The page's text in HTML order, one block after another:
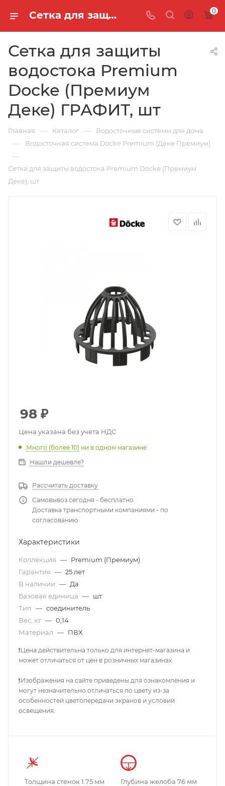
Сетка для защиты водостока Premium Docke (Премиум Деке) ГРАФИТ, шт 0
Сетка для защиты
водостока Premium
Docke (Премиум
Деке) ГРАФИТ, шт
Главная — Каталог — Водосточные системы для дома
— Водосточная система Docke Premium (Деке Премиум)
—
Сетка для защиты водостока Premium Docke (Премиум
Деке), шт
98 ₽
Цена указана без учета НДС
Много (более 10) ни в одном магазине
Нашли дешевле?
Рассчитать доставку
Самовывоз сегодня - бесплатно
Доставка транспортными компаниями - по
согласованию
Характеристики
Коллекция — Premium (Премиум)
Гарантия — 25 лет
В наличии — Да
Базовая единица — шт
Тип — соединитель
Вес, кг — 0,14
Материал — ПВХ
❗Цена действительна только для интернет-магазина и
может отличаться от цен в розничных магазинах.
❗Изображения на сайте приведены для ознакомления и
могут незначительно отличаться по цвету из-за
особенностей цветопередачи экранов и условий
освещения.
Толщина стенок 1.75 мм Глубина желоба 76 мм